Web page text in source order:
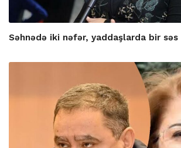
Səhnədə iki nəfər, yaddaşlarda bir səs